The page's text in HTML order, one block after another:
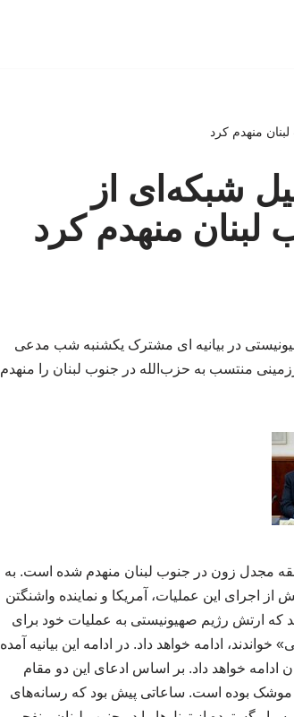
منهدم کرد
شبکه‌ای از
لبنان منهدم کرد
در بیانیه ای مشترک یکشنبه شب مدعی
منتسب به حزب‌الله در جنوب لبنان را منهدم
مجدل زون در جنوب لبنان منهدم شده است. به
از اجرای این عملیات، آمریکا و نماینده واشنگتن
که ارتش رژیم صهیونیستی به عملیات خود برای
ادامه خواهد داد. در ادامه این بیانیه آمده
خواهد داد. بر اساس ادعای این دو مقام
بوده است. ساعاتی پیش بود که رسانه‌های